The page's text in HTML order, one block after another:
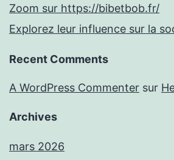
Zoom sur https://bibetbob.fr/
Explorez leur influence sur la
Recent Comments
A WordPress Commenter sur
Archives
mars 2026